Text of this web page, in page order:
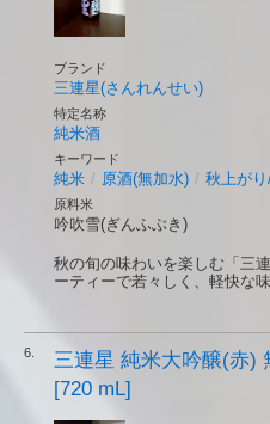
ブランド
三連星(さんれんせい)
特定名称
純米酒
キーワード
純米 / 原酒(無加水) / 秋上が
原料米
吟吹雪(ぎんふぶき)
秋の旬の味わいを楽しむ「三
ーティーで若々しく、軽快な
6.
三連星 純米大吟醸(赤)
[720 mL]